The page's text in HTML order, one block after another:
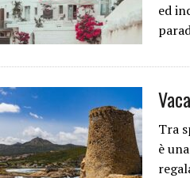
ed
Tra
è